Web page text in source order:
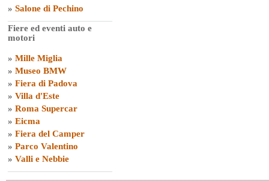
» Salone di Pechino
Fiere ed eventi auto e
motori
» Mille Miglia
» Museo BMW
» Fiera di Padova
» Villa d'Este
» Roma Supercar
» Eicma
» Fiera del Camper
» Parco Valentino
» Valli e Nebbie